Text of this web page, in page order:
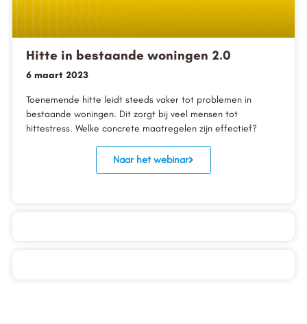
Hitte in bestaande woningen 2.0
6 maart 2023
Toenemende hitte leidt steeds vaker tot problemen in
bestaande woningen. Dit zorgt bij veel mensen tot
hittestress. Welke concrete maatregelen zijn effectief?
Naar het webinar